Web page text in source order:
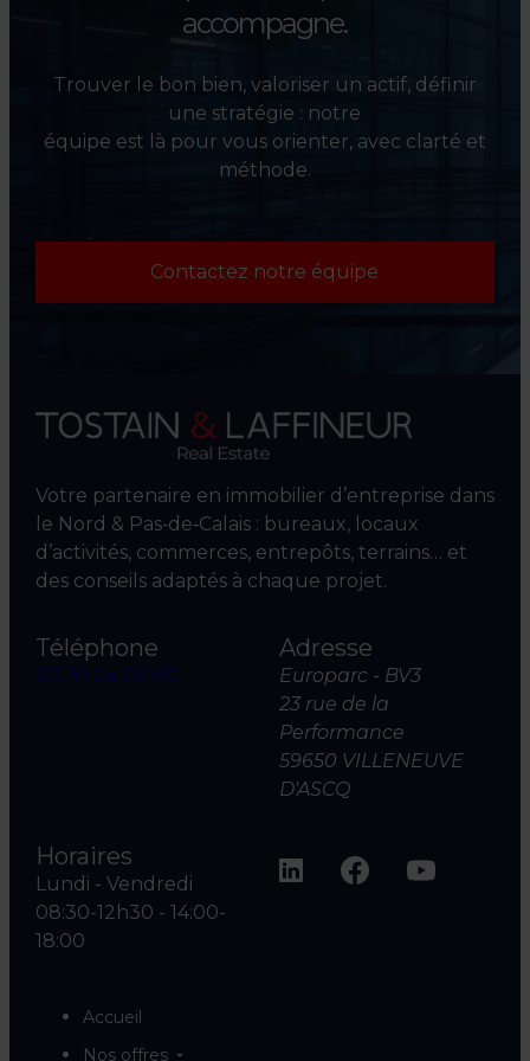
accompagne.
Trouver le bon bien, valoriser un actif, définir
une stratégie : notre
équipe est là pour vous orienter, avec clarté et
méthode.
Contactez notre équipe
Votre partenaire en immobilier d’entreprise dans
le Nord & Pas‑de‑Calais : bureaux, locaux
d’activités, commerces, entrepôts, terrains… et
des conseils adaptés à chaque projet.
Téléphone
03 20 04 06 00
Adresse
Europarc - BV3
23 rue de la
Performance
59650 VILLENEUVE
D'ASCQ
Horaires
Lundi - Vendredi
08:30-12h30 - 14:00-
18:00
Accueil
Nos offres